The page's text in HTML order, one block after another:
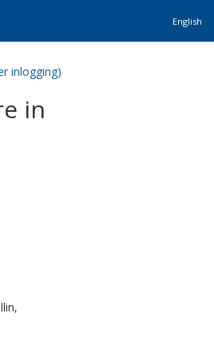
English
inlogging)
in